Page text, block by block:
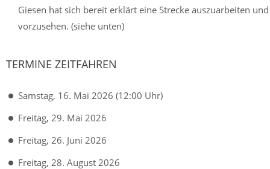
Giesen hat sich bereit erklärt eine Strecke auszuarbeiten
vorzusehen. (siehe unten)
TERMINE ZEITFAHREN
Samstag, 16. Mai 2026 (12:00 Uhr)
Freitag, 29. Mai 2026
Freitag, 26. Juni 2026
Freitag, 28. August 2026